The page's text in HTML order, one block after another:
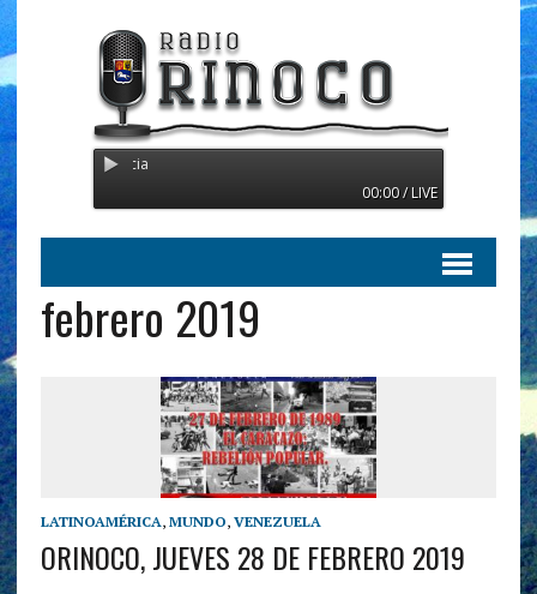
Radio Orinoco -
00:00 / LIVE
febrero 2019
LATINOAMÉRICA, MUNDO, VENEZUELA
ORINOCO, JUEVES 28 DE FEBRERO 2019